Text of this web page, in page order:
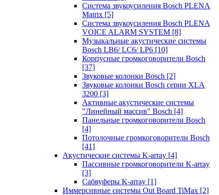
Система звукоусиления Bosch PLENA
Matrix [5]
Система звукоусиления Bosch PLENA
VOICE ALARM SYSTEM [8]
Музыкальные акустические системы
Bosch LB6/ LC6/ LP6 [10]
Корпусные громкоговорители Bosch
[37]
Звуковые колонки Bosch [2]
Звуковые колонки Bosch серии XLA
3200 [3]
Активные акустические системы
"Линейный массив" Bosch [4]
Панельные громкоговорители Bosch
[4]
Потолочные громкоговорители Bosch
[41]
Акустические системы K-array [4]
Пассивные громкоговорители K-array
[3]
Сабвуферы K-array [1]
Иммерсивные системы Out Board TiMax [2]